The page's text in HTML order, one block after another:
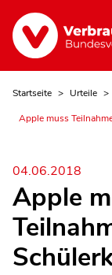
Startseite
Urteile
Apple muss
04.06.2018
Apple